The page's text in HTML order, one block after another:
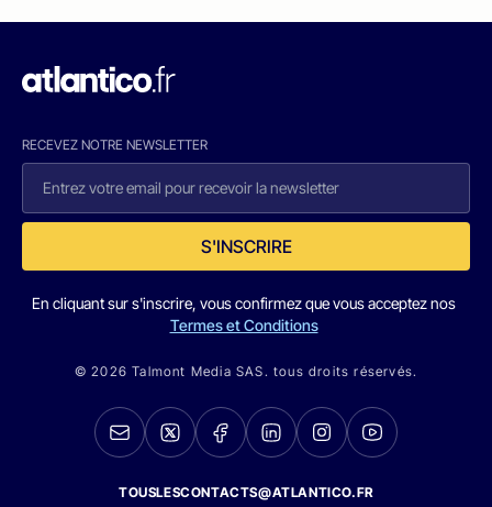
RECEVEZ NOTRE NEWSLETTER
S'INSCRIRE
En cliquant sur s'inscrire, vous confirmez que vous acceptez nos
Termes et Conditions
© 2026 Talmont Media SAS. tous droits réservés.
TOUSLESCONTACTS@ATLANTICO.FR